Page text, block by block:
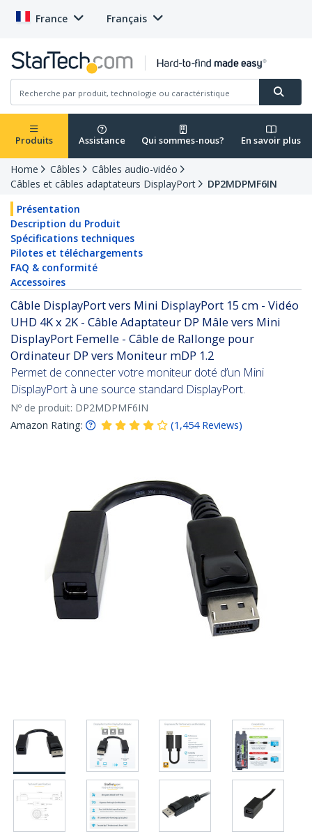
France Français
Produits Assistance Qui sommes-nous? En savoir plus
Home Câbles
Câbles audio-vidéo
Câbles et câbles adaptateurs DisplayPort
DP2MDPMF6IN
Présentation
Description du Produit
Spécifications techniques
Pilotes et téléchargements
FAQ & conformité
Accessoires
Câble DisplayPort vers Mini DisplayPort 15 cm - Vidéo
UHD 4K x 2K - Câble Adaptateur DP Mâle vers Mini
DisplayPort Femelle - Câble de Rallonge pour
Ordinateur DP vers Moniteur mDP 1.2
Permet de connecter votre moniteur doté d’un Mini
DisplayPort à une source standard DisplayPort.
Nº de produit: DP2MDPMF6IN
Amazon Rating:
(1,454 Reviews)